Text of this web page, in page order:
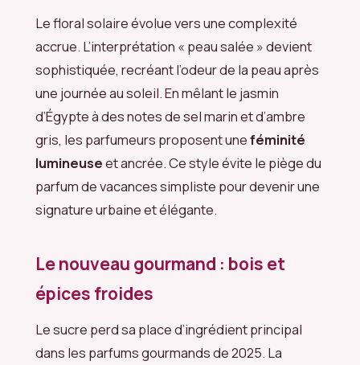
Le floral solaire évolue vers une complexité
accrue. L’interprétation « peau salée » devient
sophistiquée, recréant l’odeur de la peau après
une journée au soleil. En mêlant le jasmin
d’Égypte à des notes de sel marin et d’ambre
gris, les parfumeurs proposent uneféminité
lumineuseet ancrée. Ce style évite le piège du
parfum de vacances simpliste pour devenir une
signature urbaine et élégante.
Le nouveau gourmand : bois et
épices froides
Le sucre perd sa place d’ingrédient principal
dans les parfums gourmands de 2025. La